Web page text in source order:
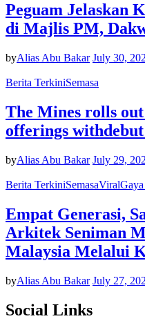
Peguam Jelaskan
di Majlis PM,
byAlias Abu Bakar July 30,
Berita TerkiniSemasa
The Mines rolls
offerings
byAlias Abu Bakar July 29,
Berita TerkiniSemasaViral
Empat Generasi,
Arkitek Seniman
Malaysia Melalui
byAlias Abu Bakar July 27,
Social Links